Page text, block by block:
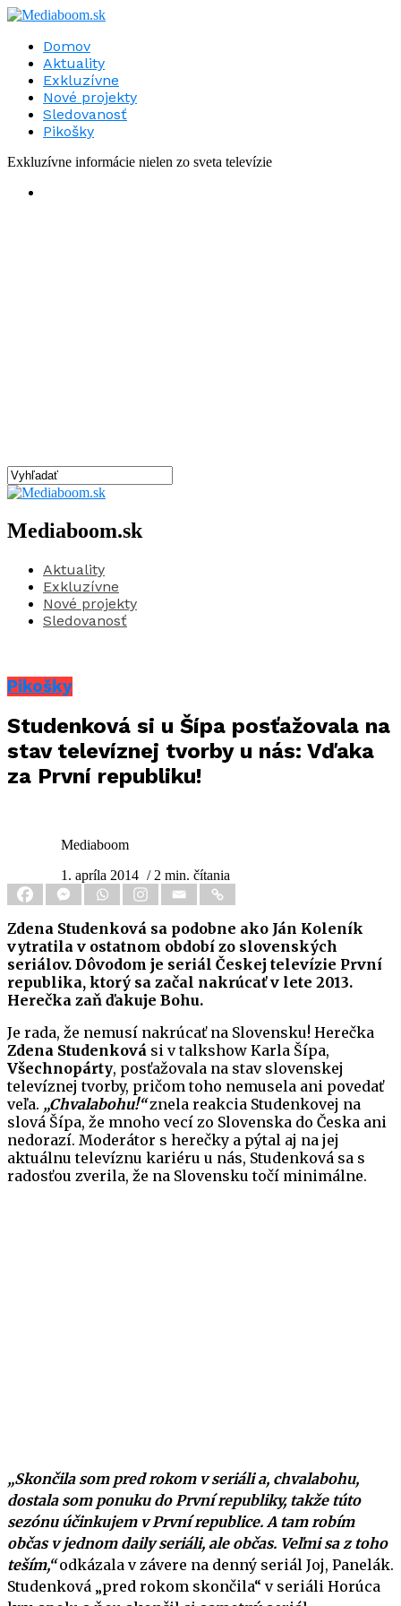
Domov
Aktuality
Exkluzívne
Nové projekty
Sledovanosť
Pikošky
Exkluzívne informácie nielen zo sveta televízie
Mediaboom.sk
Aktuality
Exkluzívne
Nové projekty
Sledovanosť
Pikošky
Studenková si u Šípa posťažovala na
stav televíznej tvorby u nás: Vďaka
za První republiku!
Mediaboom
1. apríla 2014 / 2 min. čítania
Zdena Studenková sa podobne ako Ján Koleník
vytratila v ostatnom období zo slovenských
seriálov. Dôvodom je seriál Českej televízie První
republika, ktorý sa začal nakrúcať v lete 2013.
Herečka zaň ďakuje Bohu.
Je rada, že nemusí nakrúcať na Slovensku! Herečka
Zdena Studenková si v talkshow Karla Šípa,
Všechnopárty, posťažovala na stav slovenskej
televíznej tvorby, pričom toho nemusela ani povedať
veľa. „Chvalabohu!“ znela reakcia Studenkovej na
slová Šípa, že mnoho vecí zo Slovenska do Česka ani
nedorazí. Moderátor s herečky a pýtal aj na jej
aktuálnu televíznu kariéru u nás, Studenková sa s
radosťou zverila, že na Slovensku točí minimálne.
„Skončila som pred rokom v seriáli a, chvalabohu,
dostala som ponuku do První republiky, takže túto
sezónu účinkujem v První republice. A tam robím
občas v jednom daily seriáli, ale občas. Veľmi sa z toho
teším,“odkázala v závere na denný seriál Joj, Panelák.
Studenková „pred rokom skončila“ v seriáli Horúca